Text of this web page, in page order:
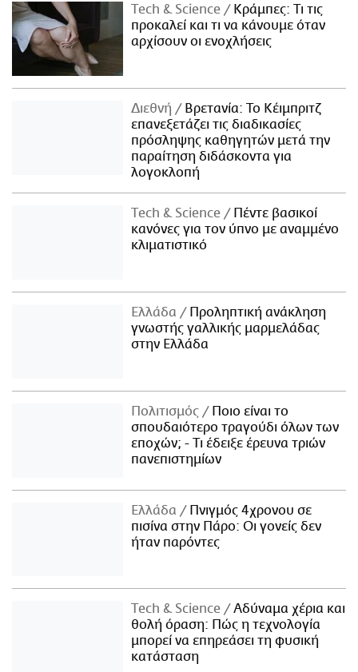
Τech & Science
Κράμπες: Τι τις
προκαλεί και τι να κάνουμε όταν
αρχίσουν οι ενοχλήσεις
Διεθνή
Βρετανία: Το Κέιμπριτζ
επανεξετάζει τις διαδικασίες
πρόσληψης καθηγητών μετά την
παραίτηση διδάσκοντα για
λογοκλοπή
Τech & Science
Πέντε βασικοί
κανόνες για τον ύπνο με αναμμένο
κλιματιστικό
Ελλάδα
Προληπτική ανάκληση
γνωστής γαλλικής μαρμελάδας
στην Ελλάδα
Πολιτισμός
Ποιο είναι το
σπουδαιότερο τραγούδι όλων των
εποχών; - Τι έδειξε έρευνα τριών
πανεπιστημίων
Ελλάδα
Πνιγμός 4χρονου σε
πισίνα στην Πάρο: Οι γονείς δεν
ήταν παρόντες
Τech & Science
Αδύναμα χέρια και
θολή όραση: Πώς η τεχνολογία
μπορεί να επηρεάσει τη φυσική
κατάσταση